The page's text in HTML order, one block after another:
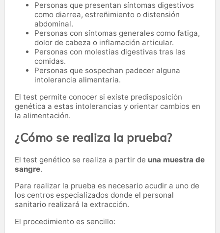
Personas que presentan síntomas digestivos
como diarrea, estreñimiento o distensión
abdominal.
Personas con síntomas generales como fatiga,
dolor de cabeza o inflamación articular.
Personas con molestias digestivas tras las
comidas.
Personas que sospechan padecer alguna
intolerancia alimentaria.
El test permite conocer si existe predisposición
genética a estas intolerancias y orientar cambios en
la alimentación.
¿Cómo se realiza la prueba?
El test genético se realiza a partir de una muestra de
sangre.
Para realizar la prueba es necesario acudir a uno de
los centros especializados donde el personal
sanitario realizará la extracción.
El procedimiento es sencillo: